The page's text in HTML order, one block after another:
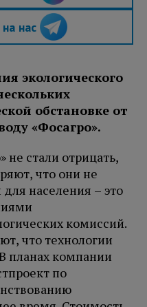
нас
экологического
обстановке от
«Фосагро».
не стали отрицать,
что они не
населения – это
комиссий.
что технологии
планах компании
по